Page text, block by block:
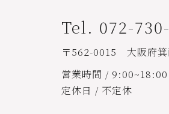
Tel. 072-
〒562-0015 大阪府箕
営業時間 / 9:00~18:00
定休日 / 不定休